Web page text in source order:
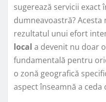
sugerează servicii exact
dumneavoastră? Acesta
rezultatul unui efort
local a devenit nu doar
fundamentală pentru
o zonă geografică
aspect înseamnă a